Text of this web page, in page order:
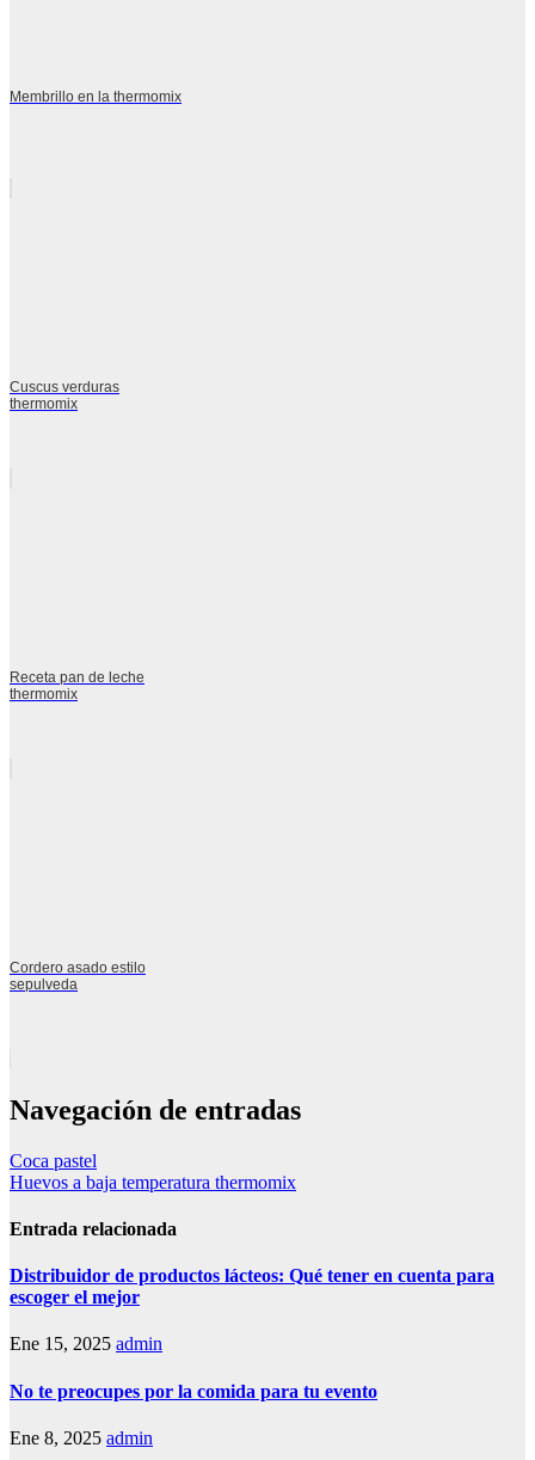
Membrillo en la thermomix
Cuscus verduras
thermomix
Receta pan de leche
thermomix
Cordero asado estilo
sepulveda
Navegación de entradas
Coca pastel
Huevos a baja temperatura thermomix
Entrada relacionada
Distribuidor de productos lácteos: Qué tener en cuenta para
escoger el mejor
Ene 15, 2025 admin
No te preocupes por la comida para tu evento
Ene 8, 2025 admin